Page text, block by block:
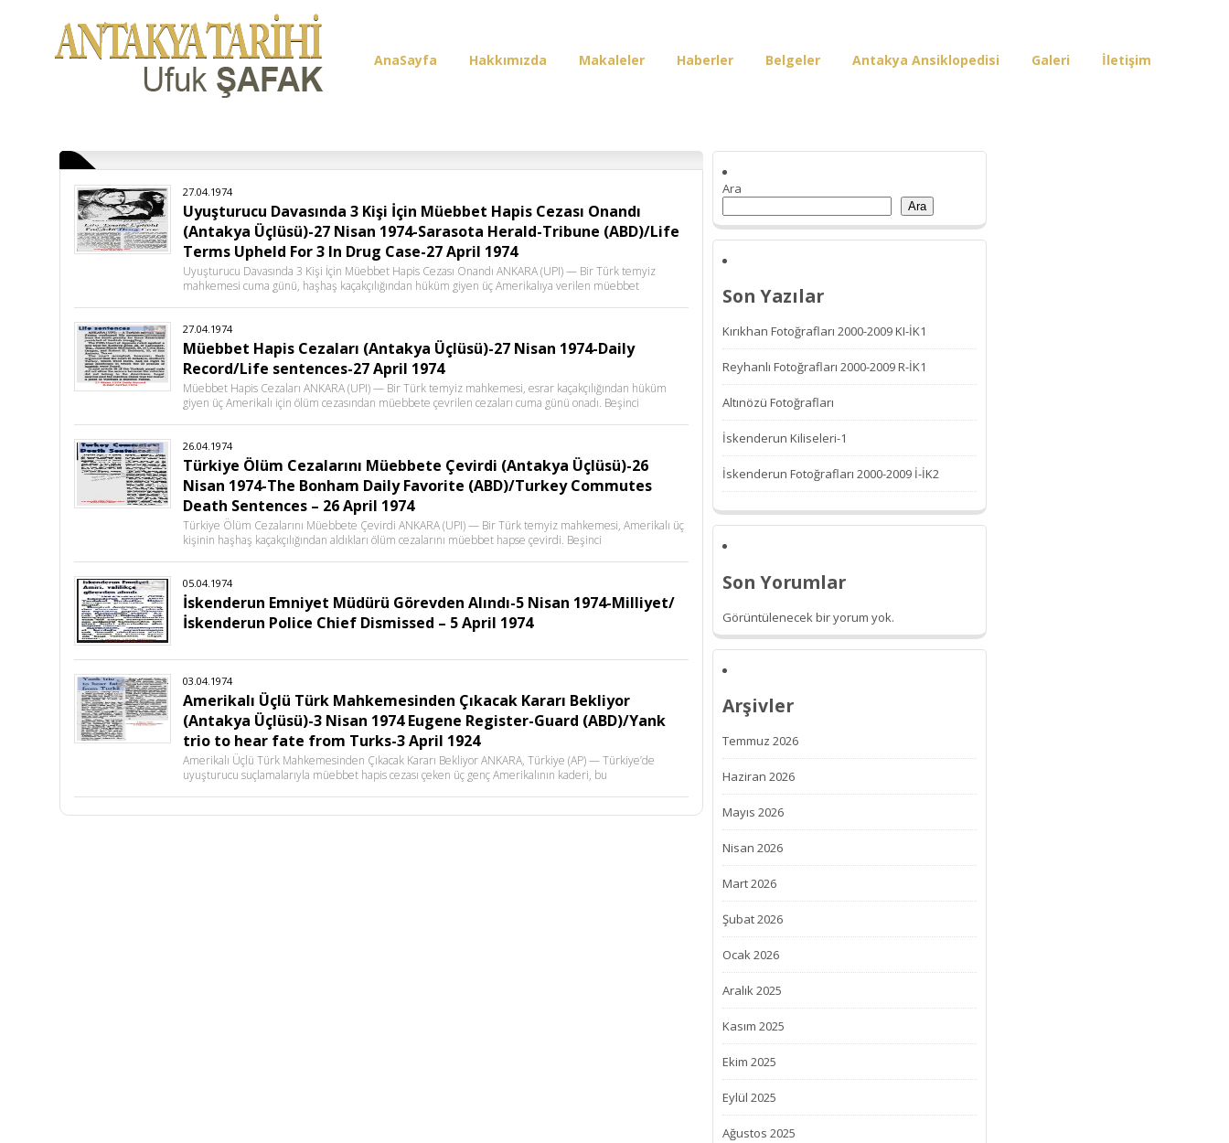
AnaSayfa Hakkımızda Makaleler Haberler Belgeler Antakya Ansiklopedisi Galeri İletişim
27.04.1974
Uyuşturucu Davasında 3 Kişi İçin Müebbet Hapis Cezası Onandı
(Antakya Üçlüsü)-27 Nisan 1974-Sarasota Herald-Tribune (ABD)/Life
Terms Upheld For 3 In Drug Case-27 April 1974
Uyuşturucu Davasında 3 Kişi İçin Müebbet Hapis Cezası Onandı ANKARA (UPI) — Bir Türk temyiz
mahkemesi cuma günü, haşhaş kaçakçılığından hüküm giyen üç Amerikalıya verilen müebbet
27.04.1974
Müebbet Hapis Cezaları (Antakya Üçlüsü)-27 Nisan 1974-Daily
Record/Life sentences-27 April 1974
Müebbet Hapis Cezaları ANKARA (UPI) — Bir Türk temyiz mahkemesi, esrar kaçakçılığından hüküm
giyen üç Amerikalı için ölüm cezasından müebbete çevrilen cezaları cuma günü onadı. Beşinci
26.04.1974
Türkiye Ölüm Cezalarını Müebbete Çevirdi (Antakya Üçlüsü)-26
Nisan 1974-The Bonham Daily Favorite (ABD)/Turkey Commutes
Death Sentences – 26 April 1974
Türkiye Ölüm Cezalarını Müebbete Çevirdi ANKARA (UPI) — Bir Türk temyiz mahkemesi, Amerikalı üç
kişinin haşhaş kaçakçılığından aldıkları ölüm cezalarını müebbet hapse çevirdi. Beşinci
05.04.1974
İskenderun Emniyet Müdürü Görevden Alındı-5 Nisan 1974-Milliyet/
İskenderun Police Chief Dismissed – 5 April 1974
03.04.1974
Amerikalı Üçlü Türk Mahkemesinden Çıkacak Kararı Bekliyor
(Antakya Üçlüsü)-3 Nisan 1974 Eugene Register-Guard (ABD)/Yank
trio to hear fate from Turks-3 April 1924
Amerikalı Üçlü Türk Mahkemesinden Çıkacak Kararı Bekliyor ANKARA, Türkiye (AP) — Türkiye’de
uyuşturucu suçlamalarıyla müebbet hapis cezası çeken üç genç Amerikalının kaderi, bu
Ara
Ara
Son Yazılar
Kırıkhan Fotoğrafları 2000-2009 KI-İK1
Reyhanlı Fotoğrafları 2000-2009 R-İK1
Altınözü Fotoğrafları
İskenderun Kiliseleri-1
İskenderun Fotoğrafları 2000-2009 İ-İK2
Son Yorumlar
Görüntülenecek bir yorum yok.
Arşivler
Temmuz 2026
Haziran 2026
Mayıs 2026
Nisan 2026
Mart 2026
Şubat 2026
Ocak 2026
Aralık 2025
Kasım 2025
Ekim 2025
Eylül 2025
Ağustos 2025